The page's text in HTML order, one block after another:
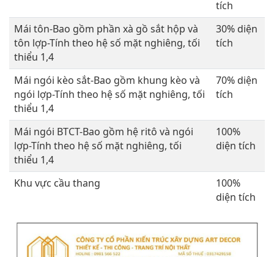
tích
Mái tôn-Bao gồm phần xà gồ sắt hộp và
tôn lợp-Tính theo hệ số mặt nghiêng, tối
thiểu 1,4
30% diện
tích
Mái ngói kèo sắt-Bao gồm khung kèo và
ngói lợp-Tính theo hệ số mặt nghiêng, tối
thiểu 1,4
70% diện
tích
Mái ngói BTCT-Bao gồm hệ ritô và ngói
lợp-Tính theo hệ số mặt nghiêng, tối
thiểu 1,4
100%
diện tích
Khu vực cầu thang
100%
diện tích